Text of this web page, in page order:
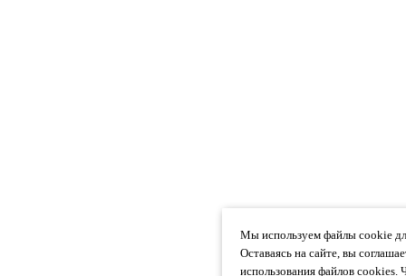
Мы используем файлы cookie
Оставаясь на сайте, вы
использования файлов cookies.